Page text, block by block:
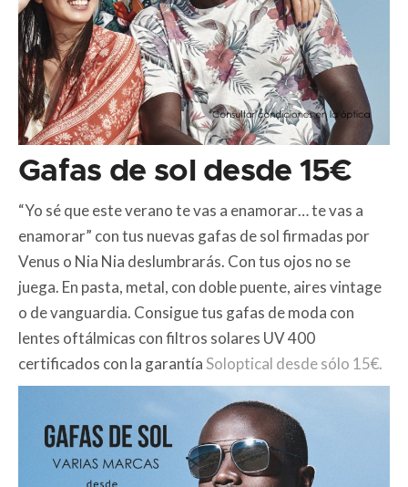
Gafas de sol desde 15€
“Yo sé que este verano te vas a enamorar… te vas a
enamorar” con tus nuevas gafas de sol firmadas por
Venus o Nia Nia deslumbrarás. Con tus ojos no se
juega. En pasta, metal, con doble puente, aires vintage
o de vanguardia. Consigue tus gafas de moda con
lentes oftálmicas con filtros solares UV 400
certificados con la garantíaSoloptical desde sólo 15€.